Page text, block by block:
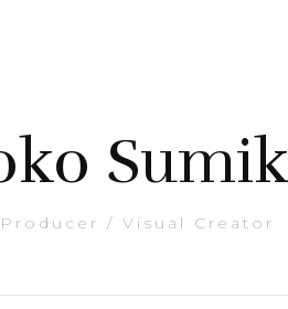
Producer / Visual Creator